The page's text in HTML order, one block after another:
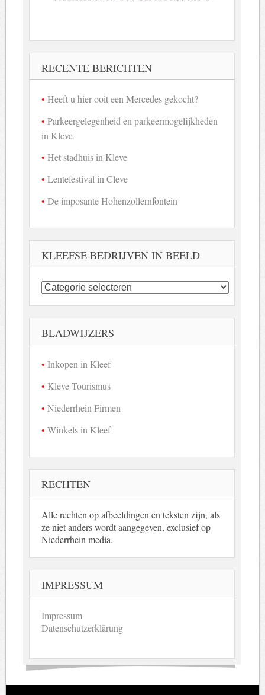
RECENTE BERICHTEN
Heeft u hier ooit een Mercedes gekocht?
Parkeergelegenheid en parkeermogelijkheden
in Kleve
Het stadhuis in Kleve
Lentefestival in Cleve
De imposante Hohenzollernfontein
KLEEFSE BEDRIJVEN IN BEELD
Kleefse
bedrijven
in
beeld
BLADWIJZERS
Inkopen in Kleef
Kleve Tourismus
Niederrhein Firmen
Winkels in Kleef
RECHTEN
Alle rechten op afbeeldingen en teksten zijn, als
ze niet anders wordt aangegeven, exclusief op
Niederrhein media.
IMPRESSUM
Impressum
Datenschutzerklärung